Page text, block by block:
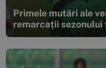
Primele mutări ale
remarcații sezonului